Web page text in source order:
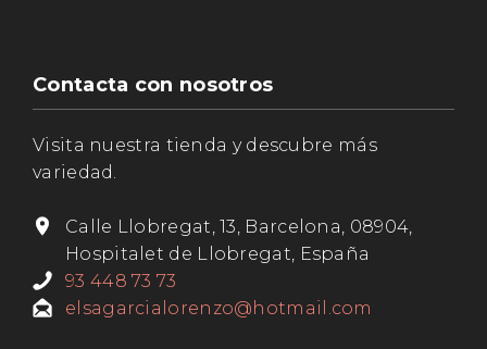
Contacta con nosotros
Visita nuestra tienda y descubre más
variedad.
Calle Llobregat, 13, Barcelona, 08904,
Hospitalet de Llobregat, España
93 448 73 73
elsagarcialorenzo@hotmail.com